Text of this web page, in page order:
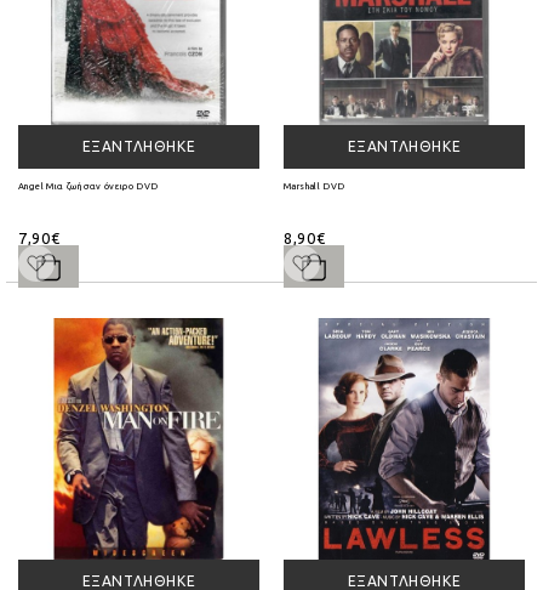
ΕΞΑΝΤΛΉΘΗΚΕ
Angel Μια ζωή σαν όνειρο DVD
7,90€
ΕΞΑΝΤΛΉΘΗΚΕ
Marshall DVD
8,90€
ΕΞΑΝΤΛΉΘΗΚΕ ΕΞΑΝΤΛΉΘΗΚΕ